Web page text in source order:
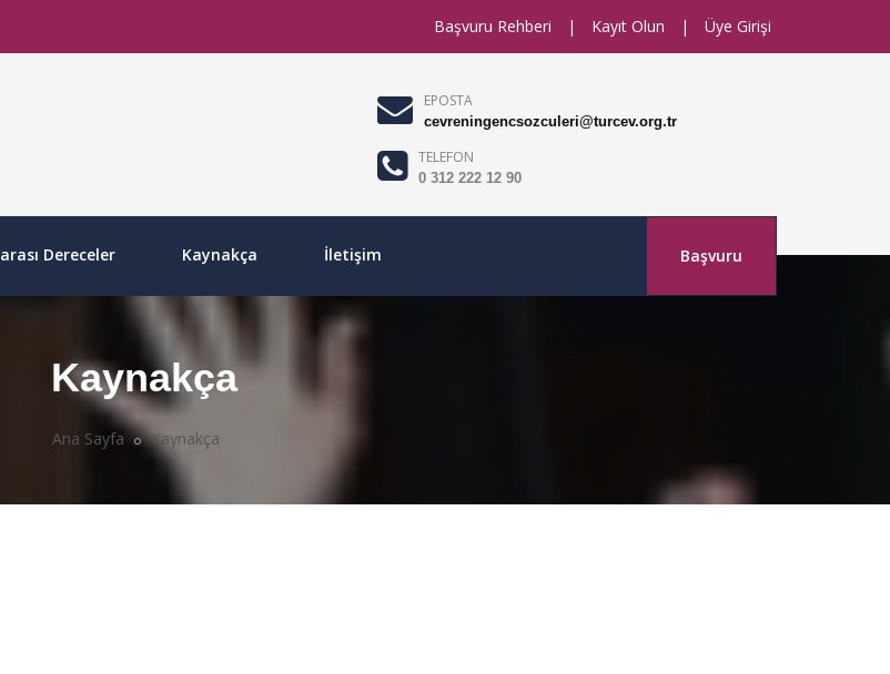
Başvuru Rehberi | Kayıt Olun | Üye Girişi
EPOSTA
cevreningencsozculeri@turcev.org.tr
TELEFON
0 312 222 12 90
Başvuru
Dereceler Kaynakça İletişim
Kaynakça
Ana Sayfa Kaynakça